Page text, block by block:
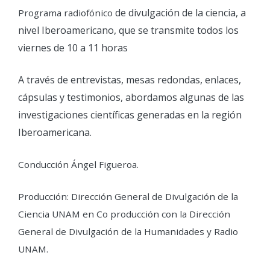
Programa radiofónico de divulgación de la ciencia, a
nivel Iberoamericano, que se transmite todos los
viernes de 10 a 11 horas
A través de entrevistas, mesas redondas, enlaces,
cápsulas y testimonios, abordamos algunas de las
investigaciones científicas generadas en la región
Iberoamericana.
Conducción Ángel Figueroa.
Producción: Dirección General de Divulgación de la
Ciencia UNAM en Co producción con la Dirección
General de Divulgación de la Humanidades y Radio
UNAM.